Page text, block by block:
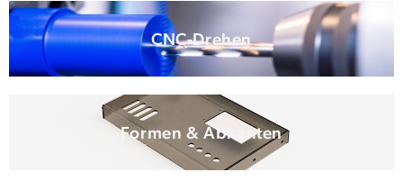
CNC-Drehen
Formen & Abkanten